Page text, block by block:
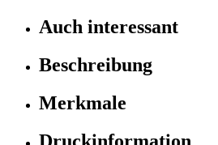
Auch interessant
Beschreibung
Merkmale
Druckinformation